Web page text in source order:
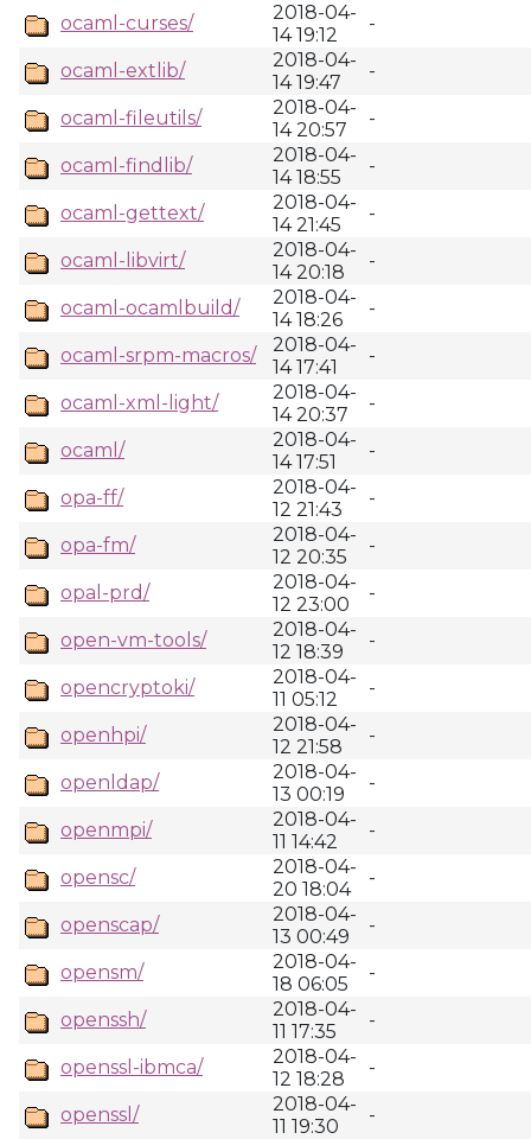
ocaml-curses/
2018-04-
14 19:12
-
ocaml-extlib/
2018-04-
14 19:47
-
ocaml-fileutils/
2018-04-
14 20:57
-
ocaml-findlib/
2018-04-
14 18:55
-
ocaml-gettext/
2018-04-
14 21:45
-
ocaml-libvirt/
2018-04-
14 20:18
-
ocaml-ocamlbuild/
2018-04-
14 18:26
-
ocaml-srpm-macros/
2018-04-
14 17:41
-
ocaml-xml-light/
2018-04-
14 20:37
-
ocaml/
2018-04-
14 17:51
-
opa-ff/
2018-04-
12 21:43
-
opa-fm/
2018-04-
12 20:35
-
opal-prd/
2018-04-
12 23:00
-
open-vm-tools/
2018-04-
12 18:39
-
opencryptoki/
2018-04-
11 05:12
-
openhpi/
2018-04-
12 21:58
-
openldap/
2018-04-
13 00:19
-
openmpi/
2018-04-
11 14:42
-
opensc/
2018-04-
20 18:04
-
openscap/
2018-04-
13 00:49
-
opensm/
2018-04-
18 06:05
-
openssh/
2018-04-
11 17:35
-
openssl-ibmca/
2018-04-
12 18:28
-
openssl/
2018-04-
11 19:30
-